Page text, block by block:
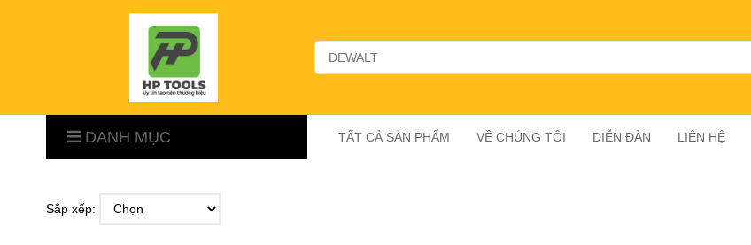
DANH MỤC TẤT CẢ SẢN PHẨM VỀ CHÚNG TÔI DIỄN ĐÀN LIÊN HỆ
Sắp xếp: